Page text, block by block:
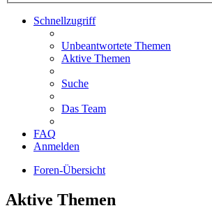
Schnellzugriff
Unbeantwortete Themen
Aktive Themen
Suche
Das Team
FAQ
Anmelden
Foren-Übersicht
Aktive Themen